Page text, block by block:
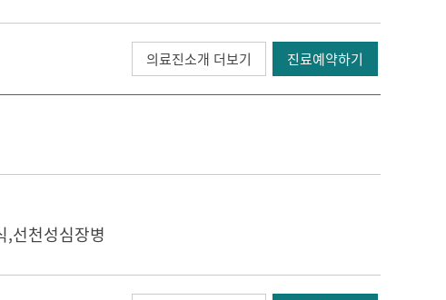
의료진소개 더보기 진료예약하기
,선천성심장병